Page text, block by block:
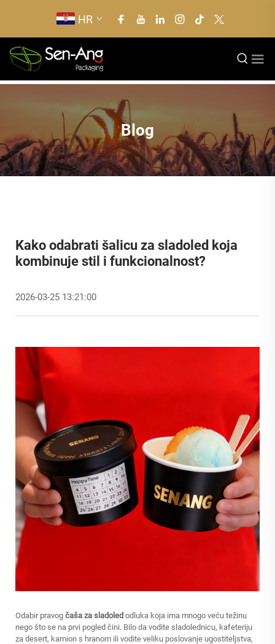
HR
Blog
Kako odabrati šalicu za sladoled koja
kombinuje stil i funkcionalnost?
2026-03-25 13:21:00
Odabir pravog čaša za sladoled odluka koja ima mnogo veću težinu
nego što se na prvi pogled čini. Bilo da vodite sladolednicu, kafeteriju
za desert, kamion s hranom ili vodite veliku poslovanje ugostiteljstva,